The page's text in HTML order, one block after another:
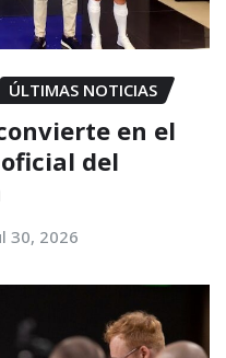
ÚLTIMAS NOTICIAS
en el
del
30, 2026